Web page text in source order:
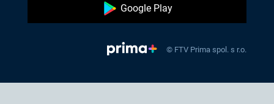
Google Play
© FTV Prima spol. s r.o.